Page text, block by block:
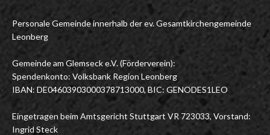
Personale Gemeinde innerhalb der ev. Gesamtkirchengemeinde
Leonberg
Gemeinde am Glemseck e.V. (Förderverein):
Spendenkonto: Volksbank Region Leonberg
IBAN: DE04603903000378713000, BIC: GENODES1LEO
Eingetragen beim Amtsgericht Stuttgart VR 723033, Vorstand:
Ingrid Steck